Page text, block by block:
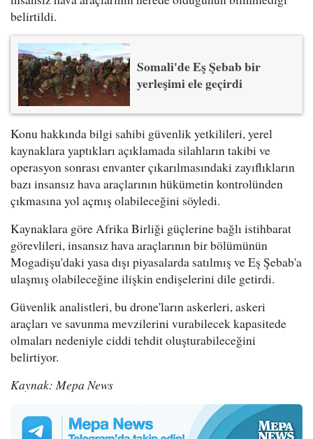
belirtildi.
Somali'de Eş Şebab bir
yerleşimi ele geçirdi
Konu hakkında bilgi sahibi güvenlik yetkilileri, yerel
kaynaklara yaptıkları açıklamada silahların takibi ve
operasyon sonrası envanter çıkarılmasındaki zayıflıkların
bazı insansız hava araçlarının hükümetin kontrolünden
çıkmasına yol açmış olabileceğini söyledi.
Kaynaklara göre Afrika Birliği güçlerine bağlı istihbarat
görevlileri, insansız hava araçlarının bir bölümünün
Mogadişu'daki yasa dışı piyasalarda satılmış ve Eş Şebab'a
ulaşmış olabileceğine ilişkin endişelerini dile getirdi.
Güvenlik analistleri, bu drone'ların askerleri, askeri
araçları ve savunma mevzilerini vurabilecek kapasitede
olmaları nedeniyle ciddi tehdit oluşturabileceğini
belirtiyor.
Kaynak: Mepa News